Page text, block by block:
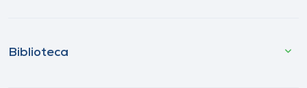
Biblioteca